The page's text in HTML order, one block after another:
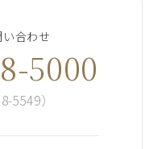
合わせ
5000
5549）